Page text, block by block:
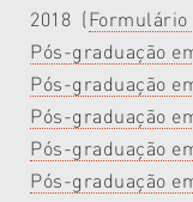
2018 (
Pós-graduação
Pós-graduação
Pós-graduação
Pós-graduação
Pós-graduação